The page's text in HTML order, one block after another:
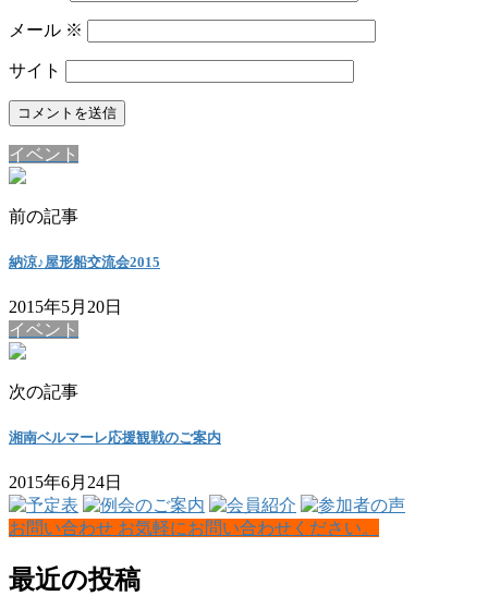
メール ※
サイト
イベント
前の記事
納涼♪屋形船交流会2015
2015年5月20日
イベント
次の記事
湘南ベルマーレ応援観戦のご案内
2015年6月24日
お問い合わせ お気軽にお問い合わせください。
最近の投稿